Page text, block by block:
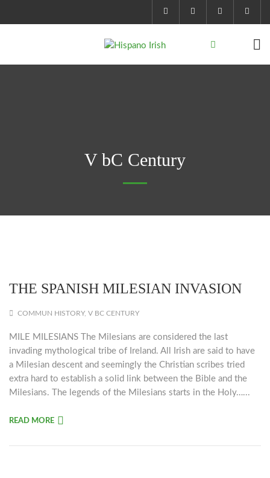
V bC Century
THE SPANISH MILESIAN INVASION
COMMUN HISTORY, V BC CENTURY
MILE MILESIANS The Milesians are considered the last
invading mythological tribe of Ireland. All Irish are said to have
a Milesian descent and seemingly the Christian scribes tried
extra hard to establish a solid link between the Bible and the
Milesians. The legends of the Milesians starts in the Holy…...
READ MORE